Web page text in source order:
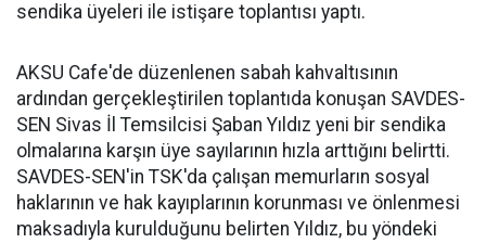
sendika üyeleri ile istişare toplantısı yaptı.
AKSU Cafe'de düzenlenen sabah kahvaltısının
ardından gerçekleştirilen toplantıda konuşan SAVDES-
SEN Sivas İl Temsilcisi Şaban Yıldız yeni bir sendika
olmalarına karşın üye sayılarının hızla arttığını belirtti.
SAVDES-SEN'in TSK'da çalışan memurların sosyal
haklarının ve hak kayıplarının korunması ve önlenmesi
maksadıyla kurulduğunu belirten Yıldız, bu yöndeki